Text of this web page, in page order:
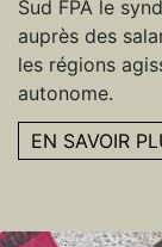
Sud FPA le
auprès des
les régions
autonome.
EN SAVOIR